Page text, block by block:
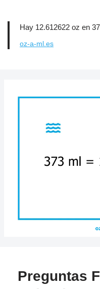
Hay 12.612622 oz en
oz-a-ml.es
Preguntas